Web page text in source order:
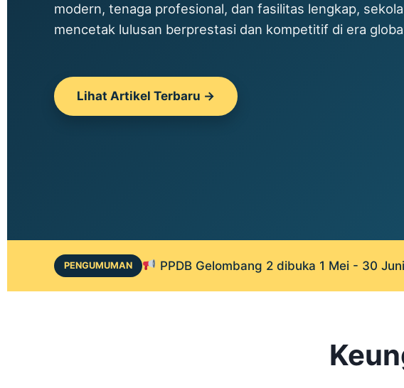
modern, tenaga profesional, dan fasilitas lengkap,
mencetak lulusan berprestasi dan kompetitif di era
Lihat Artikel Terbaru →
PENGUMUMAN PPDB Gelombang 2 dibuka 1 Mei - 30